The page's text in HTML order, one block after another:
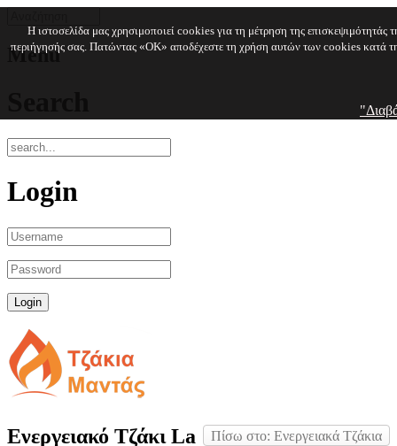
Η ιστοσελίδα μας χρησιμοποιεί cookies για τη μέτρηση της επισκεψιμότητάς
περιήγησής σας. Πατώντας «OK» αποδέχεστε τη χρήση αυτών των cookies κατά
Menu
Login
Πίσω στο: Ενεργειακά Τζάκια
Ενεργειακό Τζάκι La